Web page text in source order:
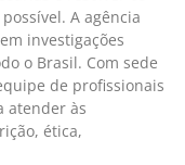
A agência
investigações
o Brasil. Com sede
de profissionais
atender às
ética,